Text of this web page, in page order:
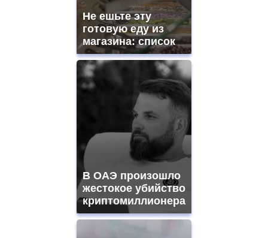
Не ешьте эту
готовую еду из
магазина: список
В ОАЭ произошло
жестокое убийство
криптомиллионера